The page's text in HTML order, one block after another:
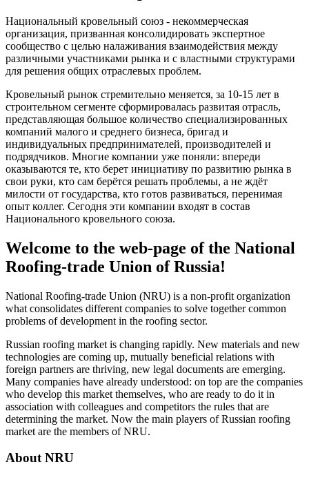
Национальный кровельный союз - некоммерческая
организация, призванная консолидировать экспертное
сообщество с целью налаживания взаимодействия между
различными участниками рынка и с властными структурами
для решения общих отраслевых проблем.
Кровельный рынок стремительно меняется, за 10-15 лет в
строительном сегменте сформировалась развитая отрасль,
представляющая большое количество специализированных
компаний малого и среднего бизнеса, бригад и
индивидуальных предпринимателей, производителей и
подрядчиков. Многие компании уже поняли: впереди
оказываются те, кто берет инициативу по развитию рынка в
свои руки, кто сам берётся решать проблемы, а не ждёт
милости от государства, кто готов развиваться, перенимая
опыт коллег. Сегодня эти компании входят в состав
Национального кровельного союза.
Welcome to the web-page of the National
Roofing-trade Union of Russia!
National Roofing-trade Union (NRU) is a non-profit organization
what consolidates different companies to solve together common
problems of development in the roofing sector.
Russian roofing market is changing rapidly. New materials and new
technologies are coming up, mutually beneficial relations with
foreign partners are thriving, new legal documents are emerging.
Many companies have already understood: on top are the companies
who develop this market themselves, who are ready to do it in
association with colleagues and competitors the rules that are
determining the market. Now the main players of Russian roofing
market are the members of NRU.
About NRU